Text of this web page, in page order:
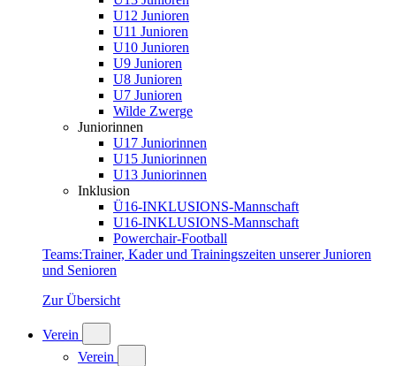
U12 Junioren
U11 Junioren
U10 Junioren
U9 Junioren
U8 Junioren
U7 Junioren
Wilde Zwerge
Juniorinnen
U17 Juniorinnen
U15 Juniorinnen
U13 Juniorinnen
Inklusion
Ü16-INKLUSIONS-Mannschaft
U16-INKLUSIONS-Mannschaft
Powerchair-Football
Teams:Trainer, Kader und Trainingszeiten unserer Junioren
und Senioren
Zur Übersicht
Verein
Verein